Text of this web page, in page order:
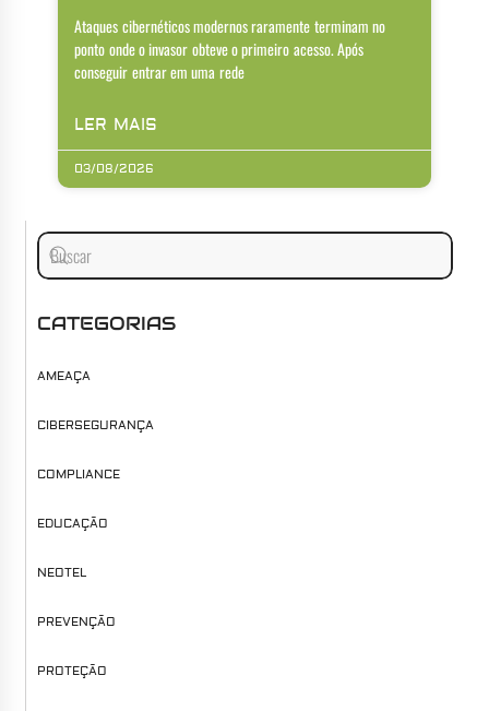
Ataques cibernéticos modernos raramente terminam no
ponto onde o invasor obteve o primeiro acesso. Após
conseguir entrar em uma rede
LER MAIS
03/08/2026
CATEGORIAS
AMEAÇA
CIBERSEGURANÇA
COMPLIANCE
EDUCAÇÃO
NEOTEL
PREVENÇÃO
PROTEÇÃO